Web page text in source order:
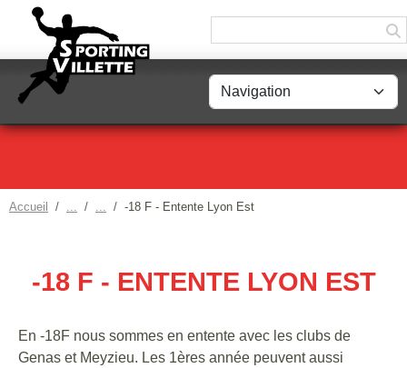
Accueil -18 F - Entente Lyon Est
-18 F - ENTENTE LYON EST
En -18F nous sommes en entente avec les clubs de
Genas et Meyzieu. Les 1ères année peuvent aussi
Panneau de gestion des cookies